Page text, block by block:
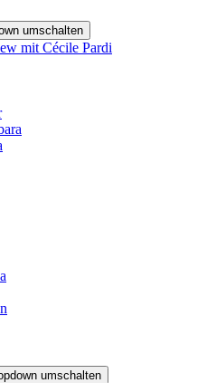
umschalten
mit Cécile Pardi
umschalten